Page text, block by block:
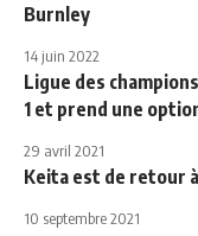
Burnley
14 juin 2022
Ligue des
1 et prend une
29 avril 2021
Keita est de retour
10 septembre 2021